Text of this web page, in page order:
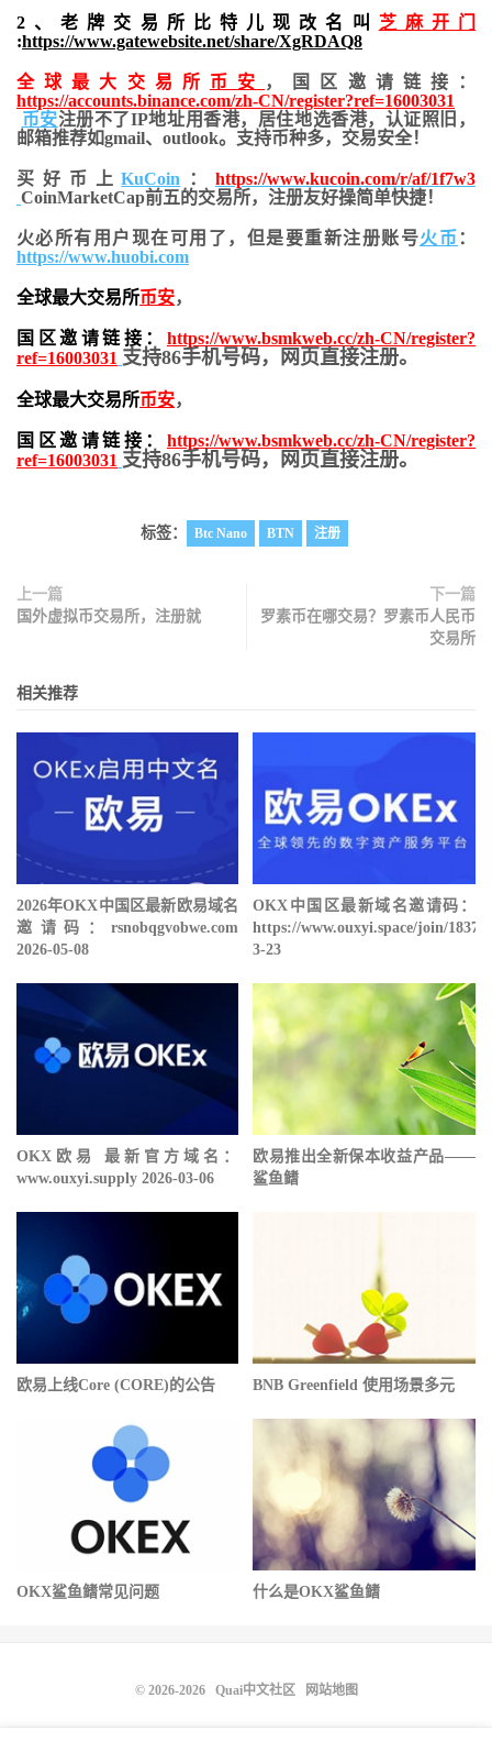
2、老牌交易所比特儿现改名叫 芝麻开门
:https://www.gatewebsite.net/share/XgRDAQ8
全球最大交易所 币安
，国区邀请链接：
https://accounts.binance.com/zh-CN/register?ref=16003031
币安注册不了IP地址用香港，居住地选香港，认证照旧，
邮箱推荐如gmail、outlook。支持币种多，交易安全！
买好币上KuCoin ：https://www.kucoin.com/r/af/1f7w3
CoinMarketCap前五的交易所，注册友好操简单快捷！
火必所有用户现在可用了，但是要重新注册账号火币 ：
https://www.huobi.com
全球最大交易所币安，
国区邀请链接： https://www.bsmkweb.cc/zh-CN/register?
ref=16003031 支持86手机号码，网页直接注册。
全球最大交易所币安，
国区邀请链接： https://www.bsmkweb.cc/zh-CN/register?
ref=16003031 支持86手机号码，网页直接注册。
标签： Btc Nano BTN 注册
上一篇
国外虚拟币交易所，注册就
下一篇
罗素币在哪交易？罗素币人民币
交易所
相关推荐
2026年OKX中国区最新欧易域名
邀请码：rsnobqgvobwe.com
2026-05-08
OKX中国区最新域名邀请码：
https://www.ouxyi.space/join/
3-23
OKX欧易 最新官方域名：
www.ouxyi.supply 2026-03-06
欧易推出全新保本收益产品——
鲨鱼鳍
欧易上线Core (CORE)的公告 BNB Greenfield 使用场景多元
OKX鲨鱼鳍常见问题 什么是OKX鲨鱼鳍
© 2026-2026 Quai中文社区 网站地图